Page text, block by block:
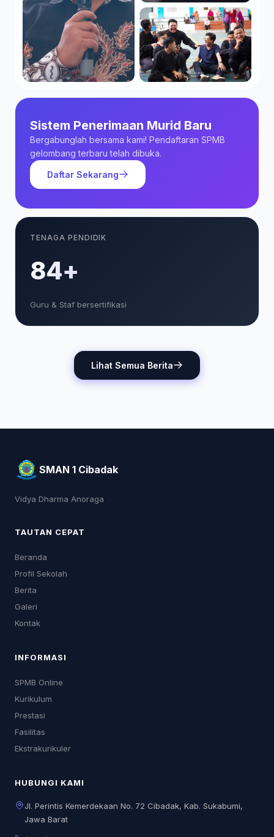
Sistem Penerimaan Murid Baru
Bergabunglah bersama kami! Pendaftaran SPMB
gelombang terbaru telah dibuka.
Daftar Sekarang
TENAGA PENDIDIK
85+
Guru & Staf bersertifikasi
Lihat Semua Berita
SMAN 1 Cibadak
Vidya Dharma Anoraga
TAUTAN CEPAT
Beranda
Profil Sekolah
Berita
Galeri
Kontak
INFORMASI
SPMB Online
Kurikulum
Prestasi
Fasilitas
Ekstrakurikuler
HUBUNGI KAMI
Jl. Perintis Kemerdekaan No. 72 Cibadak, Kab. Sukabumi,
Jawa Barat